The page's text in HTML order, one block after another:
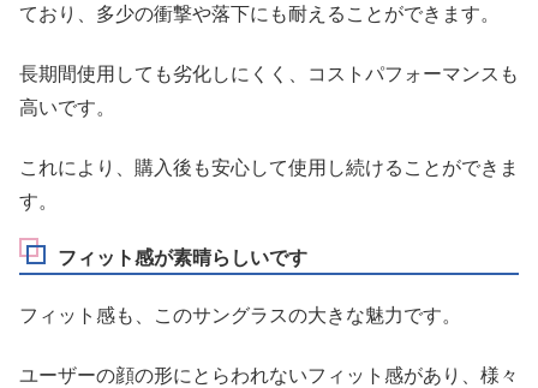
ており、多少の衝撃や落下にも耐えることができます。
長期間使用しても劣化しにくく、コストパフォーマンスも
高いです。
これにより、購入後も安心して使用し続けることができま
す。
フィット感が素晴らしいです
フィット感も、このサングラスの大きな魅力です。
ユーザーの顔の形にとらわれないフィット感があり、様々